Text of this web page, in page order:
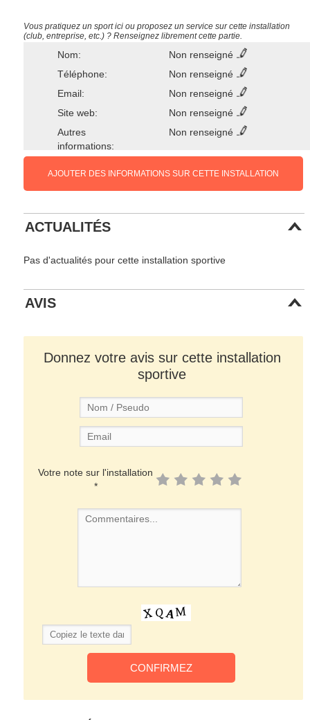
Vous pratiquez un sport ici ou proposez un service sur cette installation
(club, entreprise, etc.) ? Renseignez librement cette partie.
Nom:
Non renseigné
Téléphone:
Non renseigné
Email:
Non renseigné
Site web:
Non renseigné
Autres
informations:
Non renseigné
AJOUTER DES INFORMATIONS SUR CETTE INSTALLATION
ACTUALITÉS
Pas d'actualités pour cette installation sportive
AVIS
Donnez votre avis sur cette installation
sportive
Votre note sur l'installation
*